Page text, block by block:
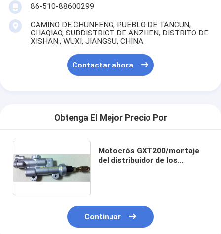
86-510-88600299
CAMINO DE CHUNFENG, PUEBLO DE TANCUN,
CHAQIAO, SUBDISTRICT DE ANZHEN, DISTRITO DE
XISHAN., WUXI, JIANGSU, CHINA
Contactar ahora
Obtenga El Mejor Precio Por
Motocrós GXT200/montaje
del distribuidor de los
Continuar